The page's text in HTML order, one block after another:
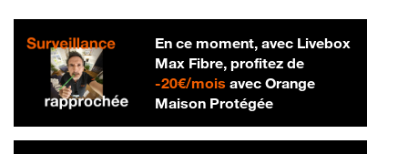
En ce moment, avec Livebox
Max Fibre, profitez de
-20€/mois20 € par mois
avec Orange
Maison Protégée